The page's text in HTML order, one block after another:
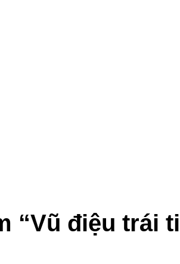
“Vũ điệu trái